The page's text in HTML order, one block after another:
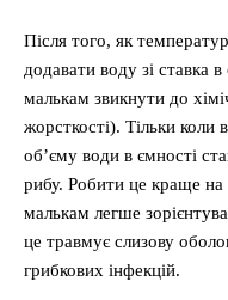
Після того, як
додавати воду зі ставка
малькам звикнути до
жорсткості). Тільки коли
об’єму води в ємності
рибу. Робити це краще на
малькам легше
це травмує слизову
грибкових інфекцій.